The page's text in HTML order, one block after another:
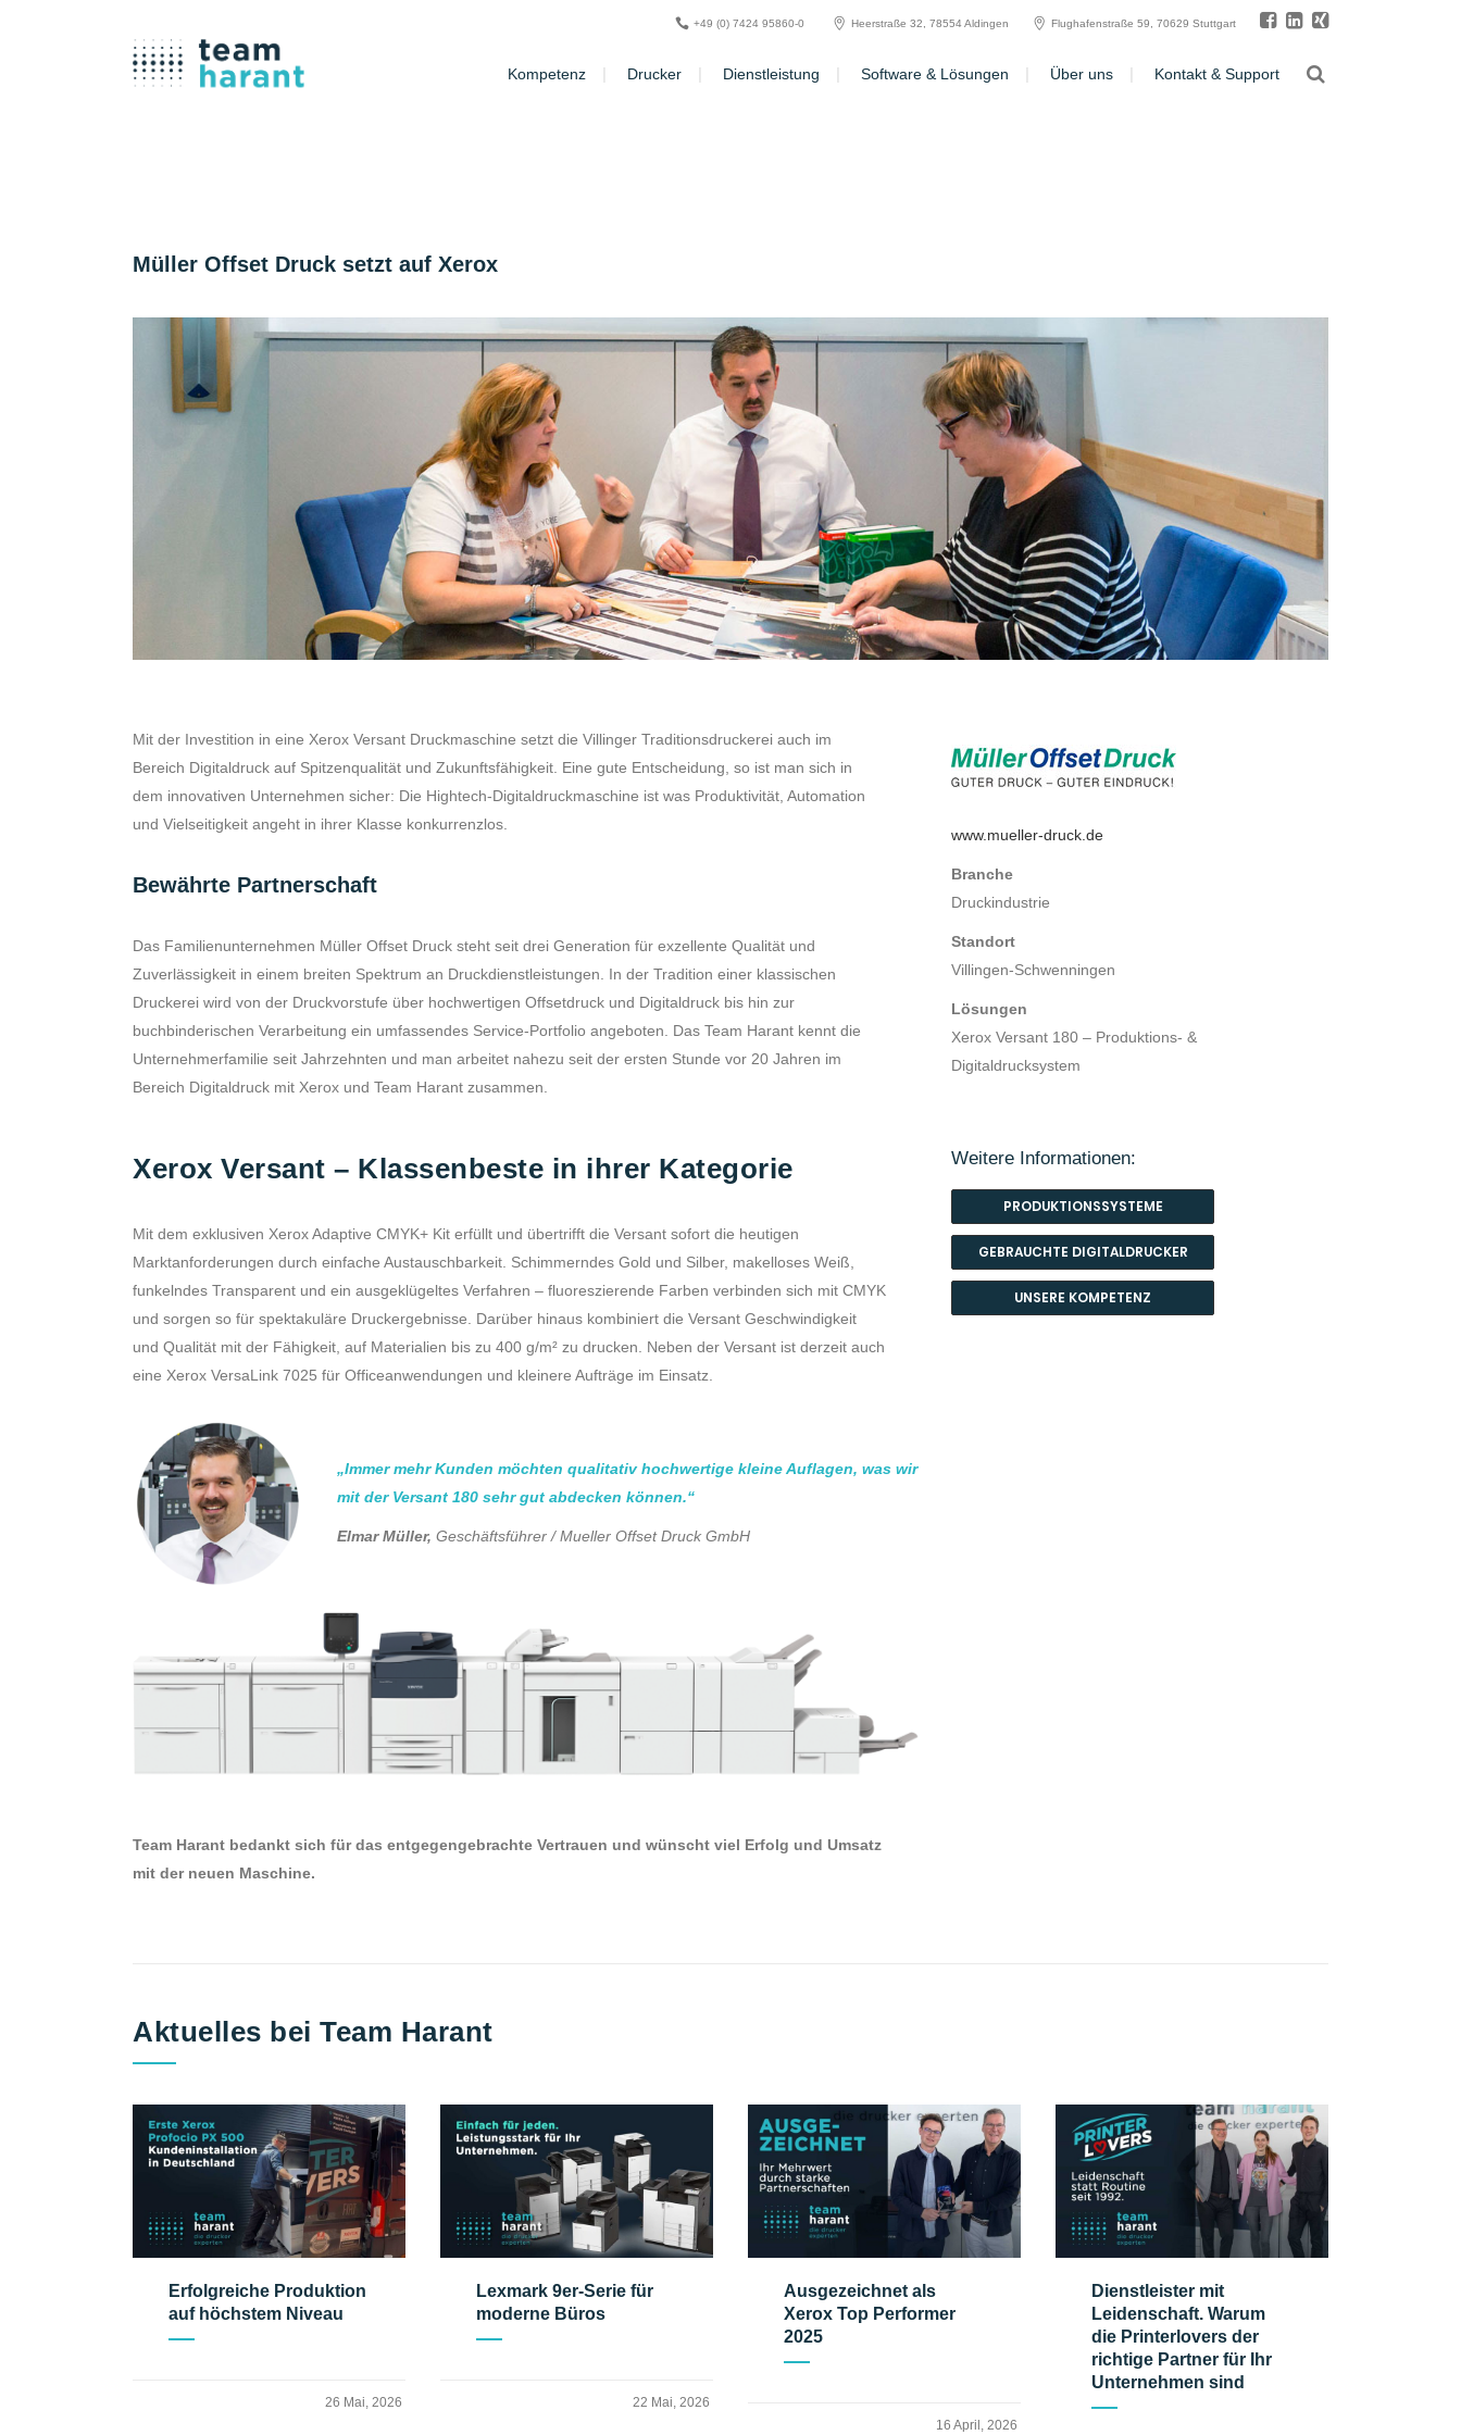
+49 (0) 7424 95860-0 Heerstraße 32, 78554 Aldingen Flughafenstraße 59, 70629 Stuttgart
Kompetenz Drucker Dienstleistung Software & Lösungen Über uns Kontakt & Support
Müller Offset Druck setzt auf Xerox
Mit der Investition in eine Xerox Versant Druckmaschine setzt die Villinger Traditionsdruckerei auch im
Bereich Digitaldruck auf Spitzenqualität und Zukunftsfähigkeit. Eine gute Entscheidung, so ist man sich in
dem innovativen Unternehmen sicher: Die Hightech-Digitaldruckmaschine ist was Produktivität, Automation
und Vielseitigkeit angeht in ihrer Klasse konkurrenzlos.
Bewährte Partnerschaft
Das Familienunternehmen Müller Offset Druck steht seit drei Generation für exzellente Qualität und
Zuverlässigkeit in einem breiten Spektrum an Druckdienstleistungen. In der Tradition einer klassischen
Druckerei wird von der Druckvorstufe über hochwertigen Offsetdruck und Digitaldruck bis hin zur
buchbinderischen Verarbeitung ein umfassendes Service-Portfolio angeboten. Das Team Harant kennt die
Unternehmerfamilie seit Jahrzehnten und man arbeitet nahezu seit der ersten Stunde vor 20 Jahren im
Bereich Digitaldruck mit Xerox und Team Harant zusammen.
Xerox Versant – Klassenbeste in ihrer Kategorie
Mit dem exklusiven Xerox Adaptive CMYK+ Kit erfüllt und übertrifft die Versant sofort die heutigen
Marktanforderungen durch einfache Austauschbarkeit. Schimmerndes Gold und Silber, makelloses Weiß,
funkelndes Transparent und ein ausgeklügeltes Verfahren – fluoreszierende Farben verbinden sich mit CMYK
und sorgen so für spektakuläre Druckergebnisse. Darüber hinaus kombiniert die Versant Geschwindigkeit
und Qualität mit der Fähigkeit, auf Materialien bis zu 400 g/m² zu drucken. Neben der Versant ist derzeit auch
eine Xerox VersaLink 7025 für Officeanwendungen und kleinere Aufträge im Einsatz.
„Immer mehr Kunden möchten qualitativ hochwertige kleine Auflagen, was wir
mit der Versant 180 sehr gut abdecken können.“
Elmar Müller, Geschäftsführer / Mueller Offset Druck GmbH
Team Harant bedankt sich für das entgegengebrachte Vertrauen und wünscht viel Erfolg und Umsatz
mit der neuen Maschine.
www.mueller-druck.de
Branche
Druckindustrie
Standort
Villingen-Schwenningen
Lösungen
Xerox Versant 180 – Produktions- &
Digitaldrucksystem
Weitere Informationen:
PRODUKTIONSSYSTEME
GEBRAUCHTE DIGITALDRUCKER
UNSERE KOMPETENZ
Aktuelles bei Team Harant
Erfolgreiche Produktion
auf höchstem Niveau
26 Mai, 2026
Lexmark 9er-Serie für
moderne Büros
22 Mai, 2026
Ausgezeichnet als
Xerox Top Performer
2025
16 April, 2026
Dienstleister mit
Leidenschaft. Warum
die Printerlovers der
richtige Partner für Ihr
Unternehmen sind